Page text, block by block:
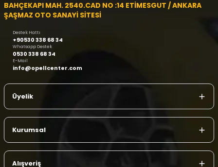
BAHÇEKAPI MAH. 2540.CAD NO :14 ETİMESGUT / ANKARA
ŞAŞMAZ OTO SANAYİ SİTESİ
Destek Hattı
+90530 338 68 34
Whatsapp Destek
0530 338 68 34
E-Mail
info@opellcenter.com
Üyelik
Kurumsal
Alışveriş